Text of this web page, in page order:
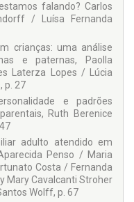
Fundadora do
da Violência – LAPREV.
Ministrou Curso como
em Psicologia da
e Universidade Nacional
Profe­riu diversas
International Society for
– ISPCAN, em Chicago
Associationem
de Psicologia da
em Dallas (2013). Foi
) emSidney Sussex
Inglaterra (janeiro-
daInternational
& Neglect– ISPCAN,
falando? Carlos
/ Luísa Fernanda
crianças: uma análise
e paternas, Paolla
Laterza Lopes / Lúcia
p. 27
e padrões
Ruth Berenice
adulto atendido em
Penso / Maria
Costa / Fernanda
Mary Cavalcanti Stroher
Wolff, p. 67